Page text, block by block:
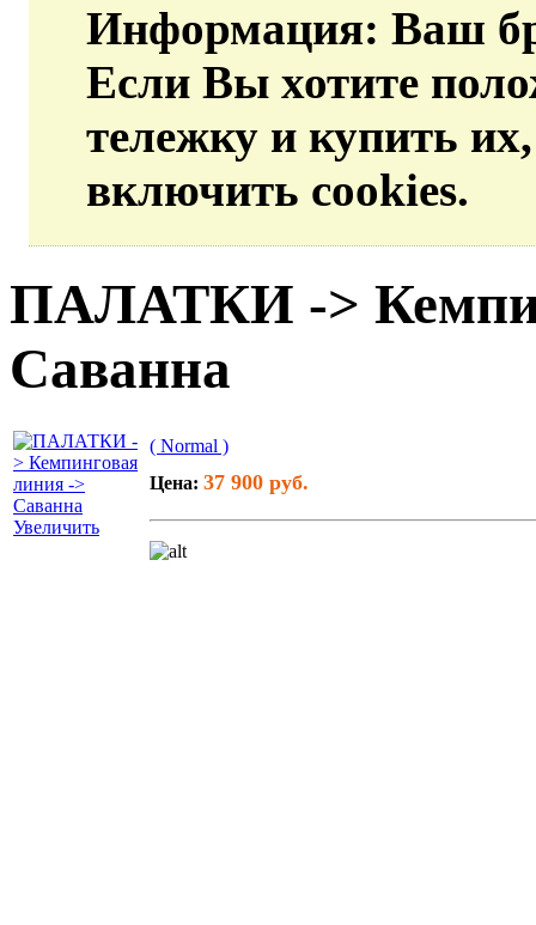
Информация: Ваш
Если Вы хотите
тележку и купить
включить cookies.
ПАЛАТКИ ->
Саванна
Увеличить
( Normal )
Цена: 37 900 руб.